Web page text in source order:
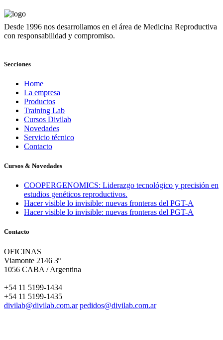
Desde 1996 nos desarrollamos en el área de Medicina Reproductiva
con responsabilidad y compromiso.
Secciones
Home
La empresa
Productos
Training Lab
Cursos Divilab
Novedades
Servicio técnico
Contacto
Cursos & Novedades
COOPERGENOMICS: Liderazgo tecnológico y precisión en
estudios genéticos reproductivos.
Hacer visible lo invisible: nuevas fronteras del PGT-A
Hacer visible lo invisible: nuevas fronteras del PGT-A
Contacto
OFICINAS
Viamonte 2146 3º
1056 CABA / Argentina
+54 11 5199-1434
+54 11 5199-1435
divilab@divilab.com.ar pedidos@divilab.com.ar